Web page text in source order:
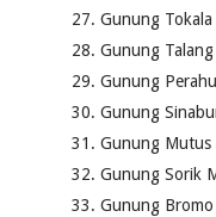
Gunung
Gunung
Gunung
Gunung
Gunung
Gunung Sorik
Gunung